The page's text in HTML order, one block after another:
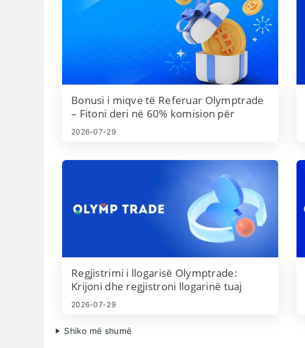
parandalueshme.
Bonusi i miqve të Referuar Olymptrade
– Fitoni deri në 60% komision për
referimet
2026-07-29
Regjistrimi i llogarisë Olymptrade:
Krijoni dhe regjistroni llogarinë tuaj
2026-07-29
Shiko më shumë